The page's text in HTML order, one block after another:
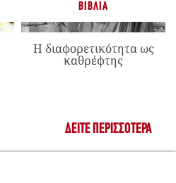
ΒΙΒΛΊΑ
Η διαφορετικότητα ως
καθρέφτης
ΔΕΊΤΕ ΠΕΡΙΣΣΌΤΕΡΑ